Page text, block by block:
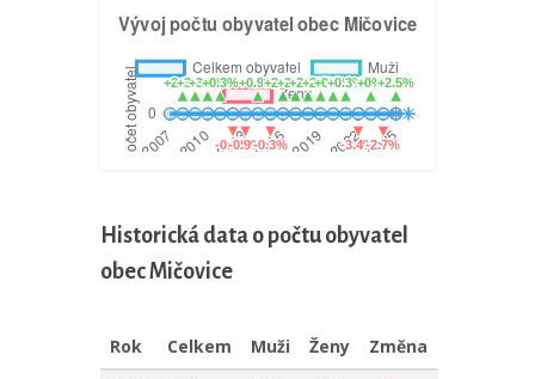
Historická data o počtu obyvatel
obec Mičovice
Rok Celkem Muži Ženy
Změna